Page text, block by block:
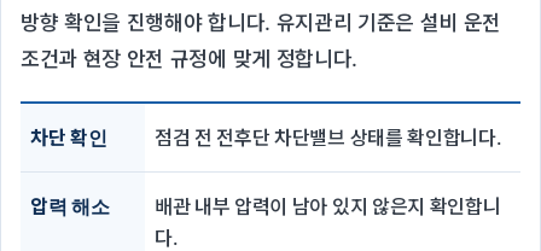
방향 확인을 진행해야 합니다. 유지관리 기준은 설비 운전
조건과 현장 안전 규정에 맞게 정합니다.
차단 확인 점검 전 전후단 차단밸브 상태를 확인합니다.
압력 해소
배관 내부 압력이 남아 있지 않은지 확인합니
다.